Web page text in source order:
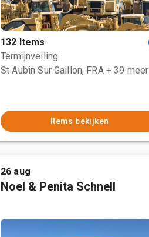
132 Items
Termijnveiling
St Aubin Sur Gaillon, FRA + 39 meer
Items bekijken
26 aug
Noel & Penita Schnell